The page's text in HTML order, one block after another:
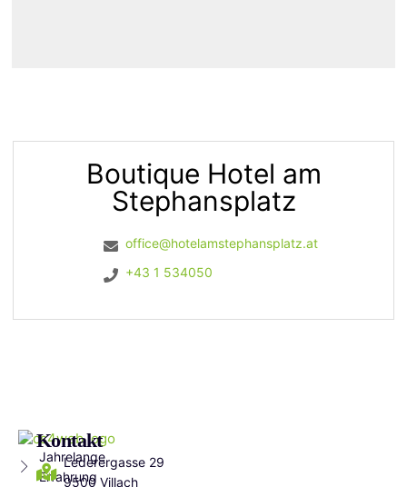
Boutique Hotel am
Stephansplatz
office@hotelamstephansplatz.at
+43 1 534050
Jahrelange
Erfahrung
Kontakt
Lederergasse 29
9500 Villach